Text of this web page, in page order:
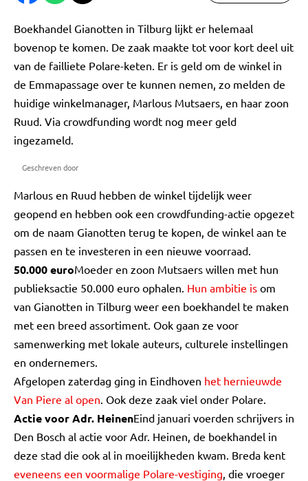
Boekhandel Gianotten in Tilburg lijkt er helemaal
bovenop te komen. De zaak maakte tot voor kort deel uit
van de failliete Polare-keten. Er is geld om de winkel in
de Emmapassage over te kunnen nemen, zo melden de
huidige winkelmanager, Marlous Mutsaers, en haar zoon
Ruud. Via crowdfunding wordt nog meer geld
ingezameld.
Geschreven door
Marlous en Ruud hebben de winkel tijdelijk weer
geopend en hebben ook een crowdfunding-actie opgezet
om de naam Gianotten terug te kopen, de winkel aan te
passen en te investeren in een nieuwe voorraad.
50.000 euroMoeder en zoon Mutsaers willen met hun
publieksactie 50.000 euro ophalen. Hun ambitie is om
van Gianotten in Tilburg weer een boekhandel te maken
met een breed assortiment. Ook gaan ze voor
samenwerking met lokale auteurs, culturele instellingen
en ondernemers.
Afgelopen zaterdag ging in Eindhoven het hernieuwde
Van Piere al open. Ook deze zaak viel onder Polare.
Actie voor Adr. HeinenEind januari voerden schrijvers in
Den Bosch al actie voor Adr. Heinen, de boekhandel in
deze stad die ook al in moeilijkheden kwam. Breda kent
eveneens een voormalige Polare-vestiging, die vroeger